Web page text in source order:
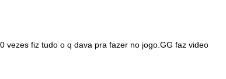
vezes fiz tudo o q dava pra fazer no jogo.GG faz video